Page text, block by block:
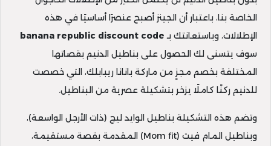
الخاصة بنا، باعتبار أن الجينز أصبح عنصرًا أساسيًا في هذه
الإطلالات، وباستعانتك بـ banana republic discount code
سوف يتسنى لك الحصول على بناطيل الدنيم بقصاتها
المختلفة بخصم مجزٍ من ماركة بانانا ريبابلك، التي خصصت
للدنيم ركنًا كاملًا يزخر بتشكيلة عصرية من البناطيل.
وتضم هذه التشكيلة بناطيل الوايد ليج (ذات الأرجل الواسعة)،
وبناطيل المام فيت (Mom fit) المقدمة بقصة مستقيمة،